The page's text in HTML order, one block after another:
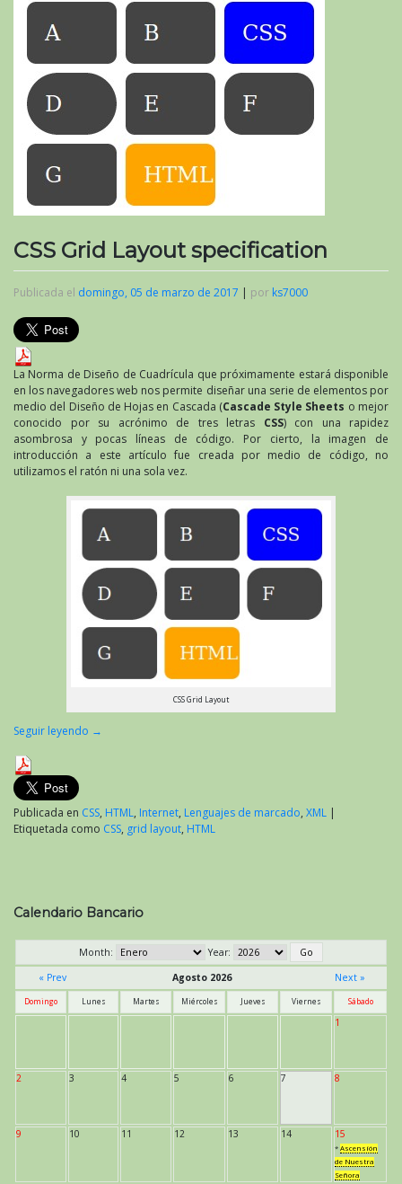
CSS Grid Layout specification
Publicada el domingo, 05 de marzo de 2017 | por ks7000
La Norma de Diseño de Cuadrícula que próximamente estará disponible
en los navegadores web nos permite diseñar una serie de elementos por
medio del Diseño de Hojas en Cascada (Cascade Style Sheets o mejor
conocido por su acrónimo de tres letras CSS) con una rapidez
asombrosa y pocas líneas de código. Por cierto, la imagen de
introducción a este artículo fue creada por medio de código, no
utilizamos el ratón ni una sola vez.
CSS Grid Layout
Seguir leyendo →
Publicada en CSS, HTML, Internet, Lenguajes de marcado, XML |
Etiquetada como CSS, grid layout, HTML
Calendario Bancario
Month:
Year:
« Prev
Agosto 2026 Next »
Domingo Lunes Martes Miércoles Jueves Viernes Sábado
1
2 3 4 5 6 7 8
9 10 11 12 13 14 15
* Ascensión
de Nuestra
Señora